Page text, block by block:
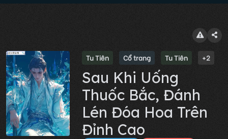
Tu Tiên Cổ trang Tu Tiên +2
Sau Khi Uống
Thuốc Bắc, Đánh
Lén Đóa Hoa Trên
Đỉnh Cao